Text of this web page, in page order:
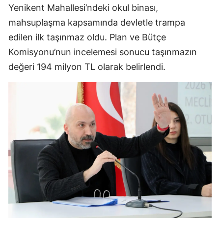
Yenikent Mahallesi’ndeki okul binası,
mahsuplaşma kapsamında devletle trampa
edilen ilk taşınmaz oldu. Plan ve Bütçe
Komisyonu’nun incelemesi sonucu taşınmazın
değeri 194 milyon TL olarak belirlendi.